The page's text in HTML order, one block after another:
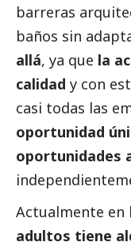
barreras
baños sin
allá, ya que la
calidad y con
casi todas las
oportunidad
oportunidades
Actualmente en
adultos tiene